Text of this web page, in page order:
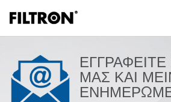
ΕΓΓΡΑΦΕΙΤΕ
ΜΑΣ ΚΑΙ